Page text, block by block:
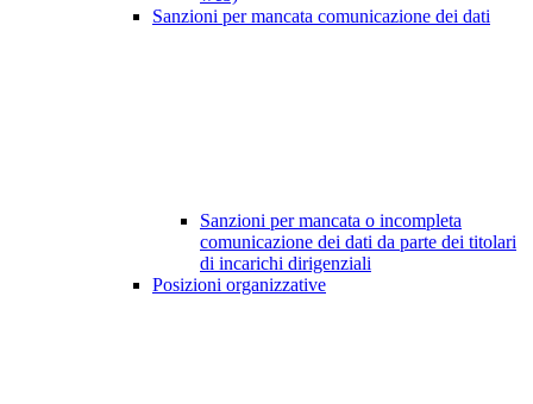
Sanzioni per mancata comunicazione dei dati
Sanzioni per mancata o incompleta
comunicazione dei dati da parte dei titolari
di incarichi dirigenziali
Posizioni organizzative